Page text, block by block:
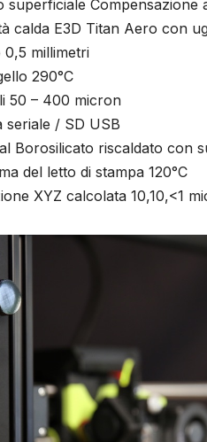
superficiale Compensazione
calda E3D Titan Aero con
0,5 millimetri
290°C
50 – 400 micron
seriale / SD USB
Borosilicato riscaldato con
del letto di stampa 120°C
XYZ calcolata 10,10,<1